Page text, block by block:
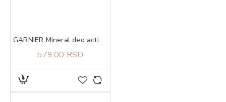
GARNIER Mineral deo action control thermic 72h sprej 150 ml
579,00 RSD